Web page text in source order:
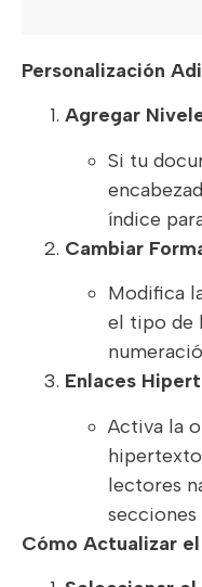
Personalización
Agregar
Si tu
índice
Cambiar
Modifica
el tipo de
Enlaces
Activa la
lectores
secciones
Cómo Actualizar